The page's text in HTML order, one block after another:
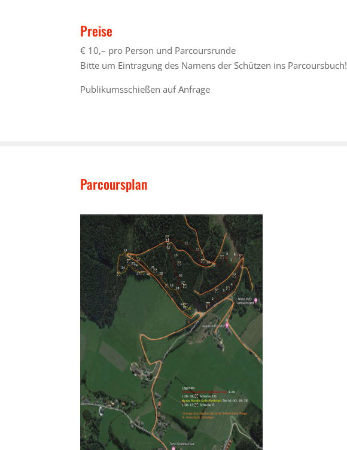
Preise
€ 10,– pro Person und Parcoursrunde
Bitte um Eintragung des Namens der Schützen ins Parcoursbuch!
Publikumsschießen auf Anfrage
Parcoursplan